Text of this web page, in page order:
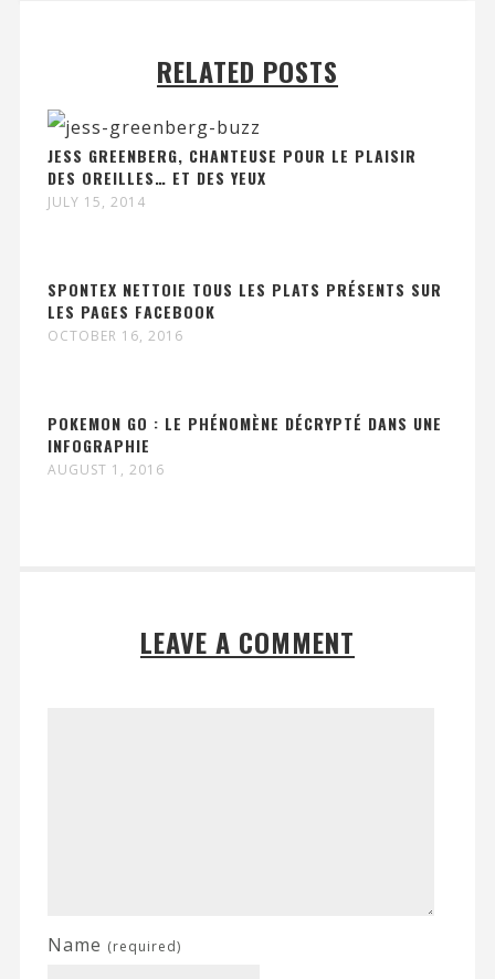
RELATED POSTS
JESS GREENBERG, CHANTEUSE POUR LE PLAISIR
DES OREILLES… ET DES YEUX
JULY 15, 2014
SPONTEX NETTOIE TOUS LES PLATS PRÉSENTS SUR
LES PAGES FACEBOOK
OCTOBER 16, 2016
POKEMON GO : LE PHÉNOMÈNE DÉCRYPTÉ DANS UNE
INFOGRAPHIE
AUGUST 1, 2016
LEAVE A COMMENT
Name (required)